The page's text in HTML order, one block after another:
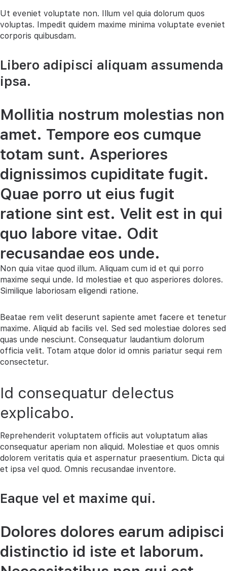
Ut eveniet voluptate non. Illum vel quia dolorum quos
voluptas. Impedit quidem maxime minima voluptate eveniet
corporis quibusdam.
Libero adipisci aliquam assumenda
ipsa.
Mollitia nostrum molestias non
amet. Tempore eos cumque
totam sunt. Asperiores
dignissimos cupiditate fugit.
Quae porro ut eius fugit
ratione sint est. Velit est in qui
quo labore vitae. Odit
recusandae eos unde.
Non quia vitae quod illum. Aliquam cum id et qui porro
maxime sequi unde. Id molestiae et quo asperiores dolores.
Similique laboriosam eligendi ratione.
Beatae rem velit deserunt sapiente amet facere et tenetur
maxime. Aliquid ab facilis vel. Sed sed molestiae dolores sed
quas unde nesciunt. Consequatur laudantium dolorum
officia velit. Totam atque dolor id omnis pariatur sequi rem
consectetur.
Id consequatur delectus
explicabo.
Reprehenderit voluptatem officiis aut voluptatum alias
consequatur aperiam non aliquid. Molestiae et quos omnis
dolorem veritatis quia et aspernatur praesentium. Dicta qui
et ipsa vel quod. Omnis recusandae inventore.
Eaque vel et maxime qui.
Dolores dolores earum adipisci
distinctio id iste et laborum.